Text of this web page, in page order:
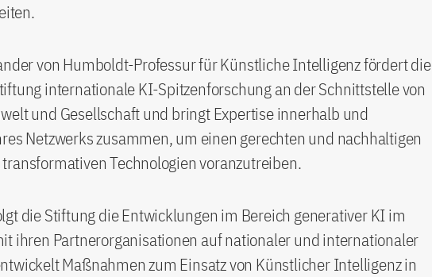
von Humboldt-Professur für Künstliche Intelligenz fördert die
internationale KI-Spitzenforschung an der Schnittstelle von
und Gesellschaft und bringt Expertise innerhalb und
Netzwerks zusammen, um einen gerechten und nachhaltigen
Technologien voranzutreiben.
die Stiftung die Entwicklungen im Bereich generativer KI im
ihren Partnerorganisationen auf nationaler und internationaler
Maßnahmen zum Einsatz von Künstlicher Intelligenz in